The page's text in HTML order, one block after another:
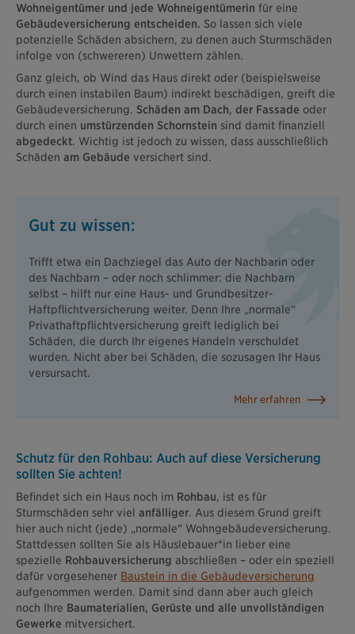
Wohneigentümer und jede Wohneigentümerin für eine
Gebäudeversicherung entscheiden. So lassen sich viele
potenzielle Schäden absichern, zu denen auch Sturmschäden
infolge von (schwereren) Unwettern zählen.
Ganz gleich, ob Wind das Haus direkt oder (beispielsweise
durch einen instabilen Baum) indirekt beschädigen, greift die
Gebäudeversicherung. Schäden am Dach, der Fassade oder
durch einen umstürzenden Schornstein sind damit finanziell
abgedeckt. Wichtig ist jedoch zu wissen, dass ausschließlich
Schäden am Gebäude versichert sind.
Gut zu wissen:
Trifft etwa ein Dachziegel das Auto der Nachbarin oder
des Nachbarn – oder noch schlimmer: die Nachbarn
selbst – hilft nur eine Haus- und Grundbesitzer-
Haftpflichtversicherung weiter. Denn Ihre „normale“
Privathaftpflichtversicherung greift lediglich bei
Schäden, die durch Ihr eigenes Handeln verschuldet
wurden. Nicht aber bei Schäden, die sozusagen Ihr Haus
versursacht.
Mehr erfahren
Schutz für den Rohbau: Auch auf diese Versicherung
sollten Sie achten!
Befindet sich ein Haus noch im Rohbau, ist es für
Sturmschäden sehr viel anfälliger. Aus diesem Grund greift
hier auch nicht (jede) „normale“ Wohngebäudeversicherung.
Stattdessen sollten Sie als Häuslebauer*in lieber eine
spezielle Rohbauversicherung abschließen – oder ein speziell
dafür vorgesehener Baustein in die Gebäudeversicherung
aufgenommen werden. Damit sind dann aber auch gleich
noch Ihre Baumaterialien, Gerüste und alle unvollständigen
Gewerke mitversichert.